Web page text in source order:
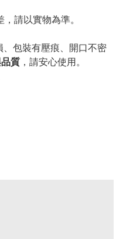
請以實物為準。
、包裝有壓痕、開口不密
質 ，請安心使用。